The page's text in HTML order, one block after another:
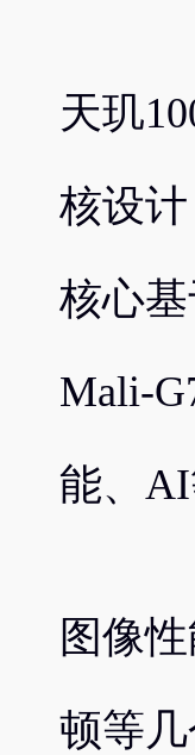
天玑
核设
核心基
Mali-
能、
图像
顿等